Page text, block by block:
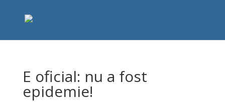
E oficial: nu a fost
epidemie!